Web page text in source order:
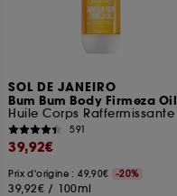
SOL DE JANEIRO
Bum Bum Body Firmeza Oil
Huile Corps Raffermissante
591
39,92€
Prix d'origine : 49,90€ -20%
39,92€ / 100ml